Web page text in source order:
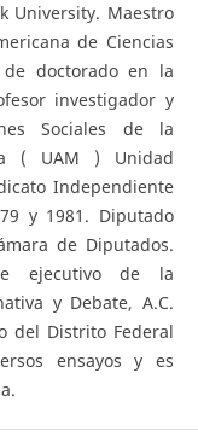
University. Maestro
de Ciencias
de doctorado en la
investigador y
Sociales de la
( UAM ) Unidad
Independiente
y 1981. Diputado
de Diputados.
ejecutivo de la
y Debate, A.C.
del Distrito Federal
ensayos y es